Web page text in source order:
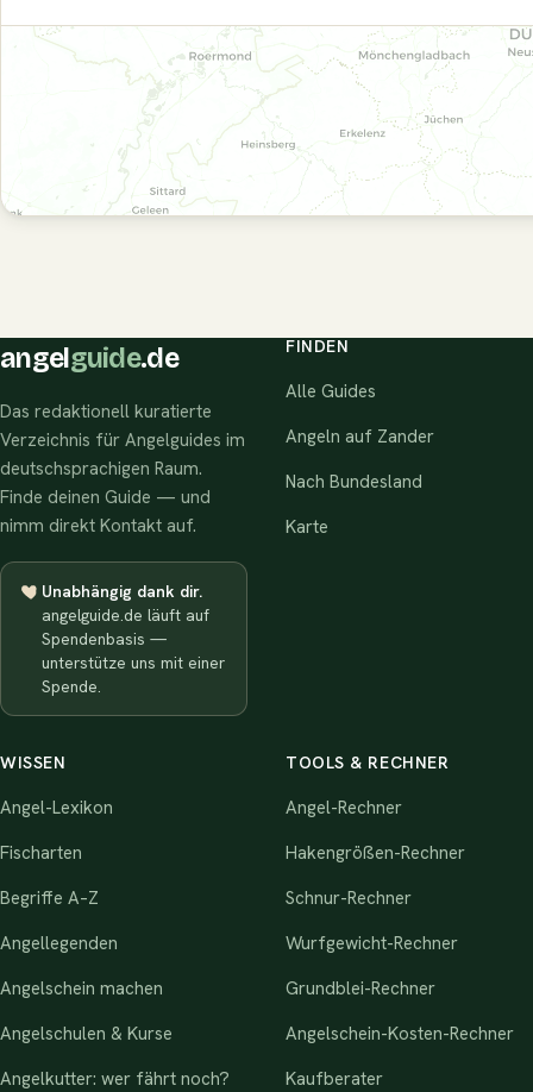
angelguide.de
Das redaktionell kuratierte
Verzeichnis für Angelguides im
deutschsprachigen Raum.
Finde deinen Guide — und
nimm direkt Kontakt auf.
Unabhängig dank dir.
angelguide.de läuft auf
Spendenbasis —
unterstütze uns mit einer
Spende.
FINDEN
Alle Guides
Angeln auf Zander
Nach Bundesland
Karte
WISSEN
Angel-Lexikon
Fischarten
Begriffe A–Z
Angellegenden
Angelschein machen
Angelschulen & Kurse
Angelkutter: wer fährt noch?
TOOLS & RECHNER
Angel-Rechner
Hakengrößen-Rechner
Schnur-Rechner
Wurfgewicht-Rechner
Grundblei-Rechner
Angelschein-Kosten-Rechner
Kaufberater